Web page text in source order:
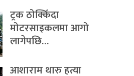
ट्रक ठोक्किँदा
मोटरसाइकलमा आगो
लागेपछि…
आशाराम थारु हत्या